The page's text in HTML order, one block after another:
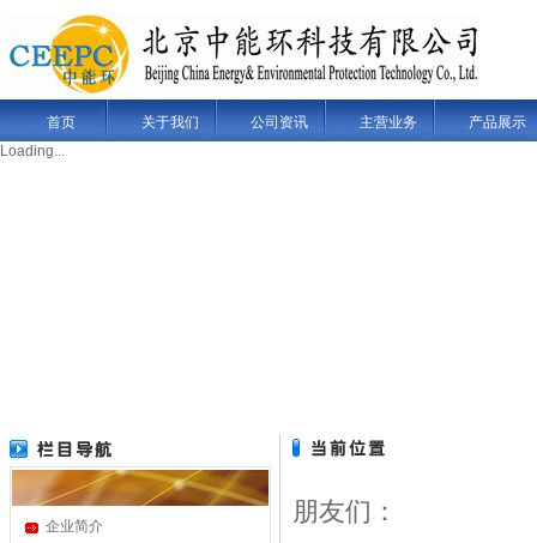
首页 关于我们 公司资讯 主营业务
产品展示
Loading...
企业简介
朋友们：